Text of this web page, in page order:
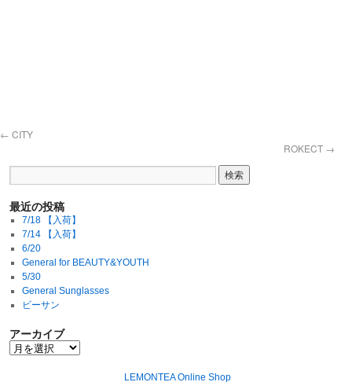
← CITY
ROKECT →
最近の投稿
7/18 【入荷】
7/14 【入荷】
6/20
General for BEAUTY&YOUTH
5/30
General Sunglasses
ビーサン
アーカイブ
LEMONTEA Online Shop